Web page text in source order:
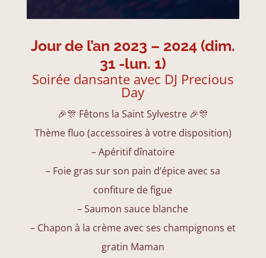
Jour de l’an 2023 – 2024 (dim.
31 -lun. 1)
Soirée dansante avec DJ Precious
Day
🎉🎊 Fêtons la Saint Sylvestre 🎉🎊
Thème fluo (accessoires à votre disposition)
– Apéritif dînatoire
– Foie gras sur son pain d’épice avec sa
confiture de figue
– Saumon sauce blanche
– Chapon à la crème avec ses champignons et
gratin Maman